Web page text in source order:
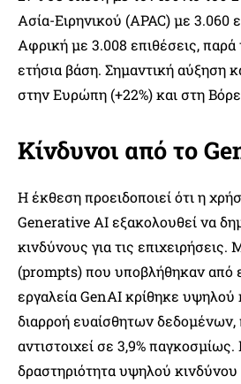
Ασία-Ειρηνικού (APAC) με 3.060
Αφρική με 3.008 επιθέσεις, παρά
ετήσια βάση. Σημαντική αύξηση
στην Ευρώπη (+22%) και στη
Κίνδυνοι από το
Η έκθεση προειδοποιεί ότι η
Generative AI εξακολουθεί να
κινδύνους για τις επιχειρήσεις.
(prompts) που υποβλήθηκαν από
εργαλεία GenAI κρίθηκε υψηλού
διαρροή ευαίσθητων
αντιστοιχεί σε 3,9% παγκοσμίως.
δραστηριότητα υψηλού